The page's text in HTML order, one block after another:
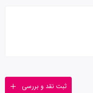
ثبت نقد و بررسی